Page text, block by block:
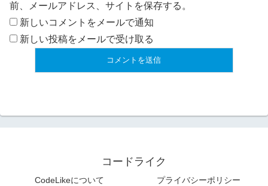
前、メールアドレス、サイトを保存する。
新しいコメントをメールで通知
新しい投稿をメールで受け取る
コードライク
CodeLikeについて プライバシーポリシー